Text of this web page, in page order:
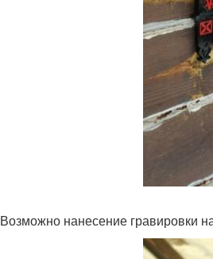
Возможно нанесение гравировки